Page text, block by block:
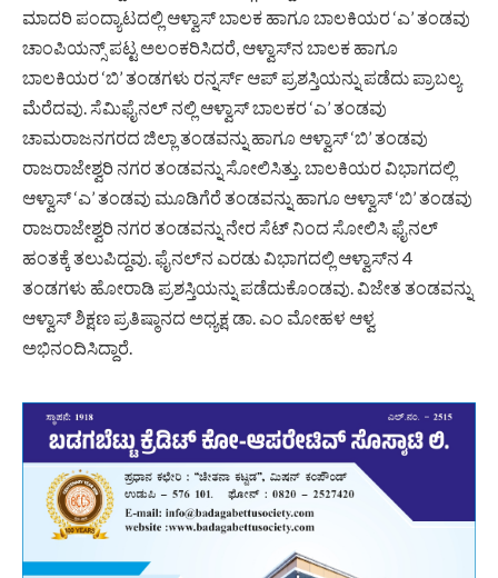
ಮಾದರಿ ಪಂದ್ಯಾಟದಲ್ಲಿ ಆಳ್ವಾಸ್ ಬಾಲಕ ಹಾಗೂ ಬಾಲಕಿಯರ ‘ಎ’ ತಂಡವು
ಚಾಂಪಿಯನ್ಸ್ ಪಟ್ಟ ಅಲಂಕರಿಸಿದರೆ, ಆಳ್ವಾಸ್‌ನ ಬಾಲಕ ಹಾಗೂ
ಬಾಲಕಿಯರ ‘ಬಿ’ ತಂಡಗಳು ರನ್ನರ್ಸ್ ಆಪ್ ಪ್ರಶಸ್ತಿಯನ್ನು ಪಡೆದು ಪ್ರಾಬಲ್ಯ
ಮೆರೆದವು. ಸೆಮಿಫೈನಲ್ ನಲ್ಲಿ ಆಳ್ವಾಸ್ ಬಾಲಕರ ‘ಎ’ ತಂಡವು
ಚಾಮರಾಜನಗರದ ಜಿಲ್ಲಾ ತಂಡವನ್ನು ಹಾಗೂ ಆಳ್ವಾಸ್ ‘ಬಿ’ ತಂಡವು
ರಾಜರಾಜೇಶ್ವರಿ ನಗರ ತಂಡವನ್ನು ಸೋಲಿಸಿತ್ತು. ಬಾಲಕಿಯರ ವಿಭಾಗದಲ್ಲಿ
ಆಳ್ವಾಸ್ ‘ಎ’ ತಂಡವು ಮೂಡಿಗೆರೆ ತಂಡವನ್ನು ಹಾಗೂ ಆಳ್ವಾಸ್ ‘ಬಿ’ ತಂಡವು
ರಾಜರಾಜೇಶ್ವರಿ ನಗರ ತಂಡವನ್ನು ನೇರ ಸೆಟ್ ನಿಂದ ಸೋಲಿಸಿ ಫೈನಲ್
ಹಂತಕ್ಕೆ ತಲುಪಿದ್ದವು. ಫೈನಲ್‌ನ ಎರಡು ವಿಭಾಗದಲ್ಲಿ ಆಳ್ವಾಸ್‌ನ 4
ತಂಡಗಳು ಹೋರಾಡಿ ಪ್ರಶಸ್ತಿಯನ್ನು ಪಡೆದುಕೊಂಡವು. ವಿಜೇತ ತಂಡವನ್ನು
ಆಳ್ವಾಸ್ ಶಿಕ್ಷಣ ಪ್ರತಿಷ್ಠಾನದ ಅಧ್ಯಕ್ಷ ಡಾ. ಎಂ ಮೋಹಳ ಆಳ್ವ
ಅಭಿನಂದಿಸಿದ್ದಾರೆ.